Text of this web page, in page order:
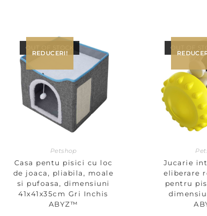
OUT OF STOCK
REDUCERI!
Petshop
Casa pentu pisici cu loc
de joaca, pliabila, moale
si pufoasa, dimensiuni
41x41x35cm Gri Inchis
ABYZ™
OUT OF
Jucarie
eliberare
pentru